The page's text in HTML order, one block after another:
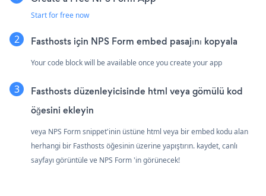
Start for free now
Fasthosts için NPS Form embed pasajını kopyala
Your code block will be available once you create your app
Fasthosts düzenleyicisinde html veya gömülü kod
öğesini ekleyin
veya NPS Form snippet'inin üstüne html veya bir embed kodu alan
herhangi bir Fasthosts öğesinin üzerine yapıştırın. kaydet, canlı
sayfayı görüntüle ve NPS Form 'in görünecek!